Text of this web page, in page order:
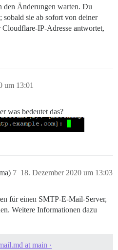
den Änderungen warten. Du
sie ab sofort von deiner
IP-Adresse antwortet,
um 13:01
was bedeutet das?
18. Dezember 2020 um 13:03
7
für einen SMTP-E-Mail-Server,
Weitere Informationen dazu
at main ·